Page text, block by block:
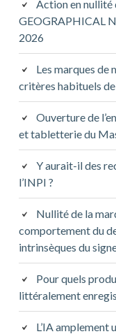
Action en nullité
GEOGRAPHICAL
2026
Les marques de
critères habituels
Ouverture de
et tabletterie du
Y aurait-il des
l’INPI ?
Nullité de la
comportement du
intrinsèques du
Pour quels
littéralement
L’IA amplement